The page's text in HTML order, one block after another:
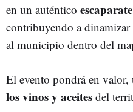
en un auténtico
contribuyendo a
al municipio dentro del
El evento pondrá en valor,
los vinos y aceites del